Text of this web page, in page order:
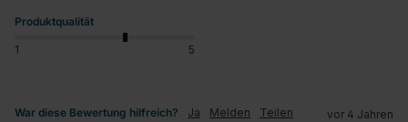
Produktqualität
1 5
War diese Bewertung hilfreich? Ja Melden Teilen vor 4 Jahren